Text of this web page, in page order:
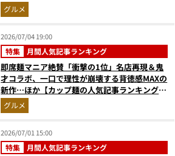
グルメ
2026/07/04 19:00
特集 月間人気記事ランキング
即席麺マニア絶賛「衝撃の1位」名店再現＆鬼
才コラボ、一口で理性が崩壊する背徳感MAXの
新作…ほか【カップ麺の人気記事ランキングベ
スト3】（2026年5月版）
グルメ
2026/07/01 15:00
特集 月間人気記事ランキング